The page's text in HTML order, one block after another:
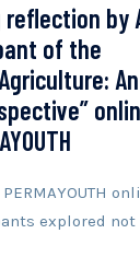
by
of the
An
explored not